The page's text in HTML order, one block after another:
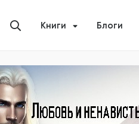
Книги Блоги